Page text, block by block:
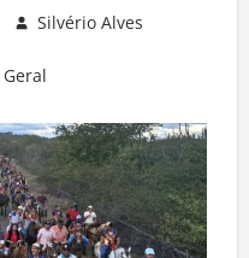
Silvério Alves
Geral